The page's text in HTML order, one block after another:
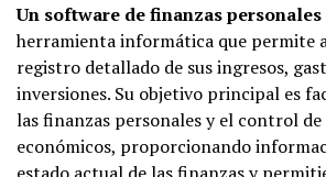
Un software de finanzas personales
herramienta informática que permite
registro detallado de sus ingresos,
inversiones. Su objetivo principal es
las finanzas personales y el control
económicos, proporcionando